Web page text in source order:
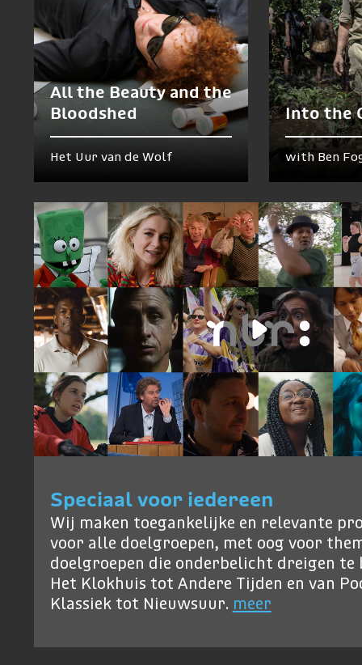
All the Beauty and the
Bloodshed
Het Uur van de Wolf
Into the
with Ben
Speciaal voor iedereen
Wij maken toegankelijke en relevante
voor alle doelgroepen, met oog voor
doelgroepen die onderbelicht dreigen te
Het Klokhuis tot Andere Tijden en van
Klassiek tot Nieuwsuur. meer